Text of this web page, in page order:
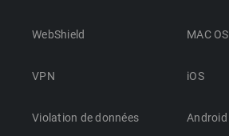
WebShield
VPN
Violation de données
MAC OS
iOS
Android